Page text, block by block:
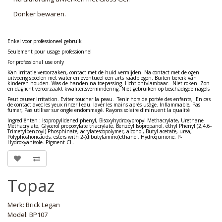
Donker bewaren.
Enkel voor professioneel gebruik
Seulement pour usage professionnel
For professional use only
Kan irritatie veroorzaken, contact met de huid vermijden. Na contact met de ogen
uitvoerig spoelen met water en eventueel een arts raadplegen. Buiten bereik van
kinderen houden. Was de handen na toepassing. Licht ontvlambaar. Niet roken. Zon-
en daglicht veroorzaakt kwaliteitsvermindering. Niet gebruiken op beschadigde nagels
Peut causer irritation. Eviter toucher la peau. Tenir hors de portée des enfants, En cas
de contact avec les yeux rincer l'eau. laver les mains après usage. Inflammable, Pas
fumer, Pas utiliser sur ongle endommagé. Rayons solaire diminuent la qualité
Ingrediënten : Isopropylidenediphenyl, Bisoxyhydroxypropyl Methacrylate, Urethane
Methacrylate, Glycerol propoxylate triacrylate, Benzoyl Isopropanol, ethyl Phenyl (2,4,6-
Trimetylbenzoyl) Phosphinate, acrylatescopolymer, alcohol, Butyl acetate, urea,
Polyphoshoricacids, esters with 2-(dibutylamino)ethanol, Hydroquinone, P-
Hydroxyanisole. Pigment CI..
Topaz
Merk: Brick Legan
Model: BP107